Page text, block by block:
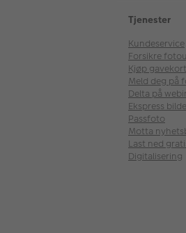
Tjenester
Kundeservice
Forsikre
Kjøp gavekort
Meld deg på
Delta på
Ekspress
Passfoto
Motta
Last ned
Digitalisering